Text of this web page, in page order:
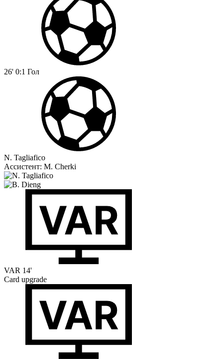
26' 0:1 Гол
N. Tagliafico
Ассистент: M. Cherki
VAR 14'
Card upgrade